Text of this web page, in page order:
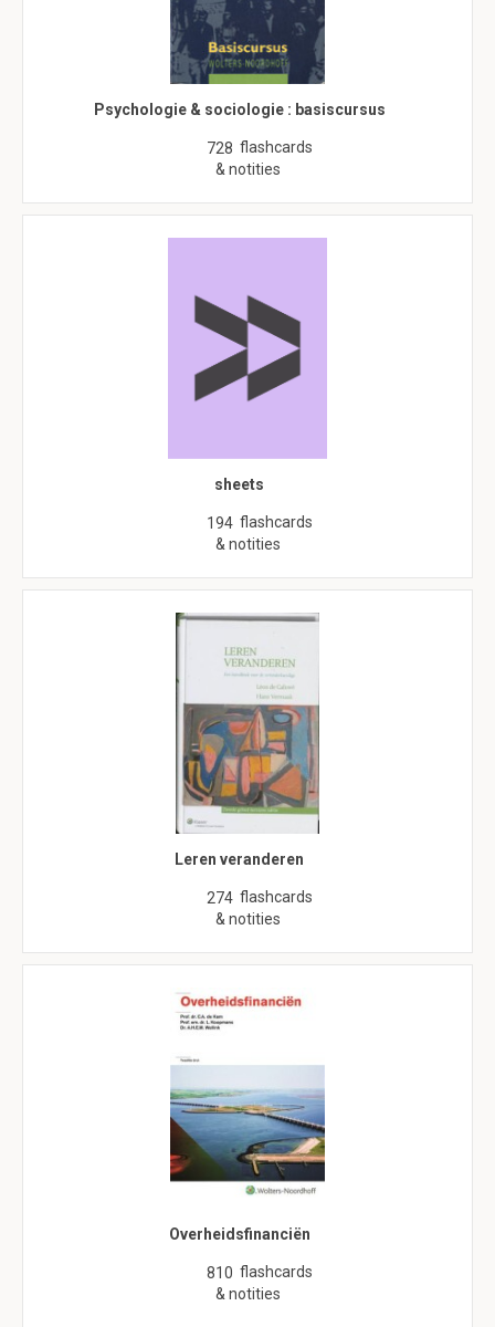
Psychologie & sociologie : basiscursus
728 flashcards
& notities
sheets
194 flashcards
& notities
Leren veranderen
274 flashcards
& notities
Overheidsfinanciën
810 flashcards
& notities